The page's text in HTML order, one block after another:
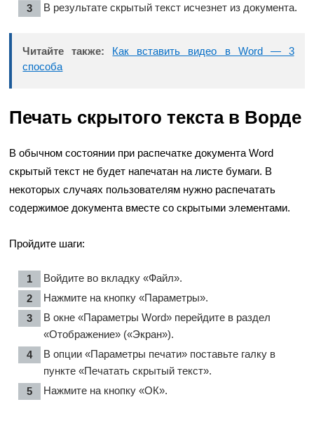
В результате скрытый текст исчезнет из документа.
Читайте также:
Как вставить видео в Word — 3
способа
Печать скрытого текста в Ворде
В обычном состоянии при распечатке документа Word
скрытый текст не будет напечатан на листе бумаги. В
некоторых случаях пользователям нужно распечатать
содержимое документа вместе со скрытыми элементами.
Пройдите шаги:
Войдите во вкладку «Файл».
Нажмите на кнопку «Параметры».
В окне «Параметры Word» перейдите в раздел
«Отображение» («Экран»).
В опции «Параметры печати» поставьте галку в
пункте «Печатать скрытый текст».
Нажмите на кнопку «ОК».